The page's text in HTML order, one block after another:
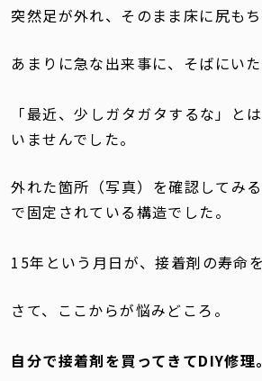
突然足が外れ、そのまま床に尻も
あまりに急な出来事に、そばにい
「最近、少しガタガタするな」と
いませんでした。
外れた箇所（写真）を確認してみ
で固定されている構造でした。
15年という月日が、接着剤の寿命
さて、ここからが悩みどころ。
自分で接着剤を買ってきてDIY修理。